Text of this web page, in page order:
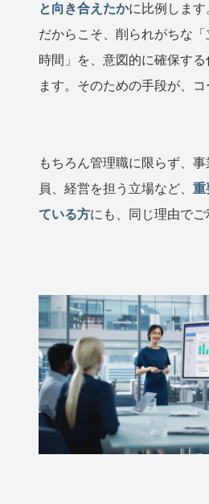
と向き合えたかに比例します
だからこそ、削られがちな
時間」を、意図的に確保する
ます。そのための手段が、コ
もちろん管理職に限らず、
員、経営を担う立場など、 重
ている方にも、同じ理由でご